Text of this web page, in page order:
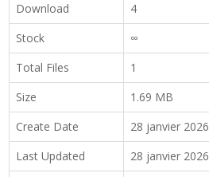
Download
4
Stock
∞
Total Files
1
Size
1.69 MB
Create Date
28 janvier 2026
Last Updated
28 janvier 2026